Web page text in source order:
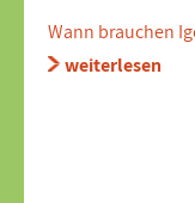
Wann brauchen
weiterlesen